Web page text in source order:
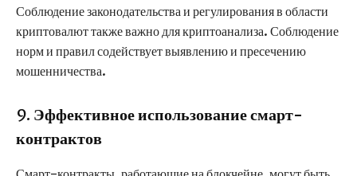
Соблюдение законодательства и регулирования в области
криптовалют также важно для криптоанализа. Соблюдение
норм и правил содействует выявлению и пресечению
мошенничества.
9. Эффективное использование смарт-
контрактов